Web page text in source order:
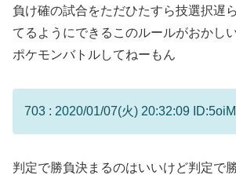
負け確の試合をただひたすら技選択遅
てるようにできるこのルールがおかし
ポケモンバトルしてねーもん
703 : 2020/01/07(火) 20:32:09
判定で勝負決まるのはいいけど判定で